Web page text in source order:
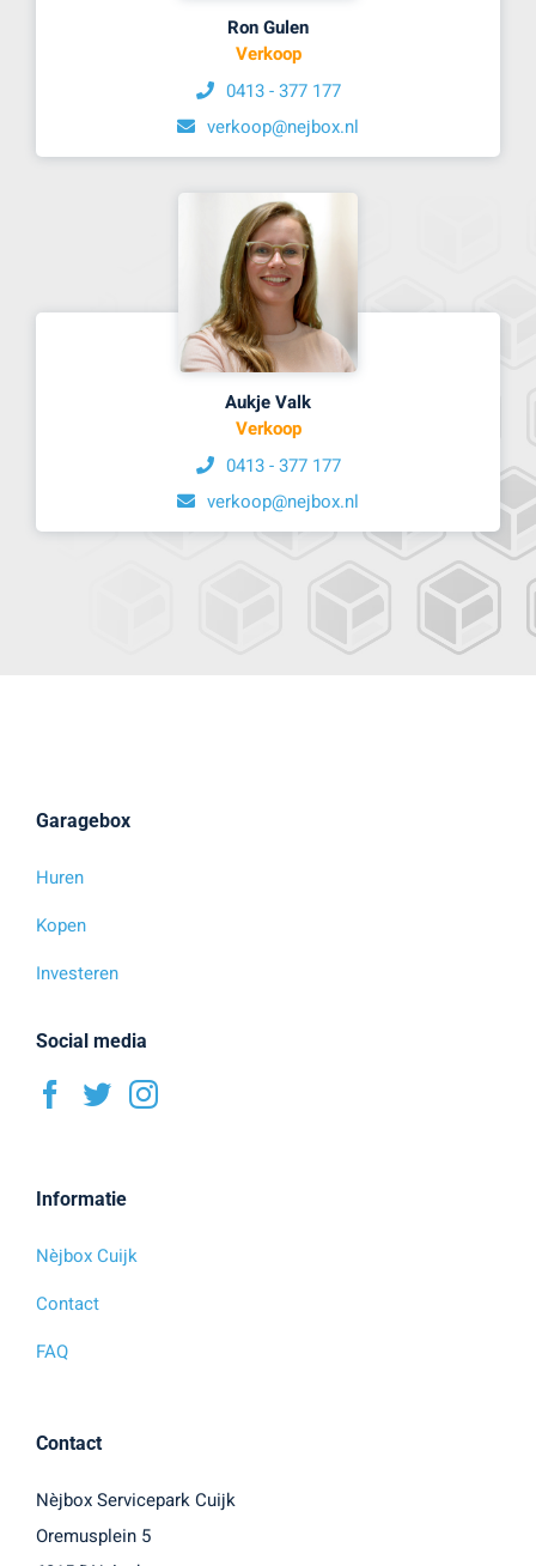
Ron Gulen
Verkoop
0413 - 377 177
verkoop@nejbox.nl
Aukje Valk
Verkoop
0413 - 377 177
verkoop@nejbox.nl
Garagebox
Huren
Kopen
Investeren
Social media
Informatie
Nèjbox Cuijk
Contact
FAQ
Contact
Nèjbox Servicepark Cuijk
Oremusplein 5